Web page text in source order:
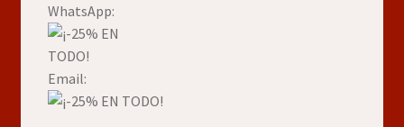
WhatsApp:
Email: